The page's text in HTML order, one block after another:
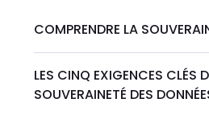
COMPRENDRE LA
LES CINQ EXIGENCES CLÉS
SOUVERAINETÉ DES